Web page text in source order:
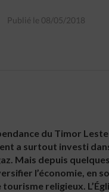
Publié le 08/05/2018
du Timor Leste
a surtout investi
Mais depuis
l’économie, en
religieux.